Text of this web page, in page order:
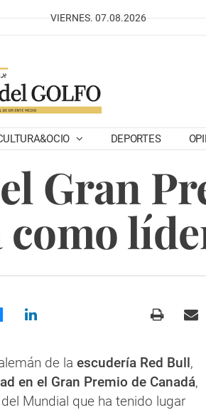
VIERNES. 07.08.2026
DEPORTES
Gran
como
de la escudería Red Bull,
en el Gran Premio de Canadá,
Mundial que ha tenido lugar